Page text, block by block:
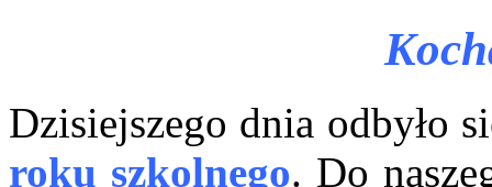
Dzisiejszego dnia odbyło
roku szkolnego. Do